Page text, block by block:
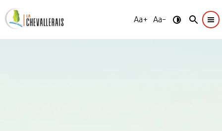
Aa+ Aa-